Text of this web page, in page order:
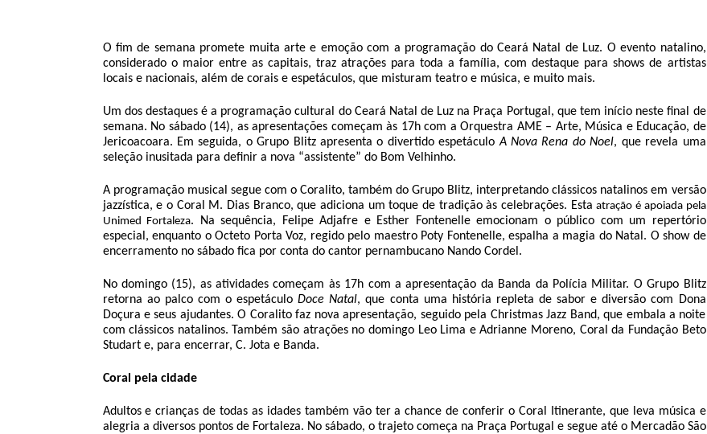
O fim de semana promete muita arte e emoção com a programação do Ceará Natal de Luz. O evento natalino,
considerado o maior entre as capitais, traz atrações para toda a família, com destaque para shows de artistas
locais e nacionais, além de corais e espetáculos, que misturam teatro e música, e muito mais.
Um dos destaques é a programação cultural do Ceará Natal de Luz na Praça Portugal, que tem início neste final de
semana. No sábado (14), as apresentações começam às 17h com a Orquestra AME – Arte, Música e Educação, de
Jericoacoara. Em seguida, o Grupo Blitz apresenta o divertido espetáculoA Nova Rena do Noel, que revela uma
seleção inusitada para definir a nova “assistente” do Bom Velhinho.
A programação musical segue com o Coralito, também do Grupo Blitz, interpretando clássicos natalinos em versão
jazzística, e o Coral M. Dias Branco, que adiciona um toque de tradição às celebrações. Estaatração é apoiada pela
Unimed Fortaleza. Na sequência, Felipe Adjafre e Esther Fontenelle emocionam o público com um repertório
especial, enquanto o Octeto Porta Voz, regido pelo maestro Poty Fontenelle, espalha a magia do Natal. O show de
encerramento no sábado fica por conta do cantor pernambucano Nando Cordel.
No domingo (15), as atividades começam às 17h com a apresentação da Banda da Polícia Militar. O Grupo Blitz
retorna ao palco com o espetáculoDoce Natal, que conta uma história repleta de sabor e diversão com Dona
Doçura e seus ajudantes. O Coralito faz nova apresentação, seguido pela Christmas Jazz Band, que embala a noite
com clássicos natalinos. Também são atrações no domingo Leo Lima e Adrianne Moreno, Coral da Fundação Beto
Studart e, para encerrar, C. Jota e Banda.
Coral pela cidade
Adultos e crianças de todas as idades também vão ter a chance de conferir o Coral Itinerante, que leva música e
alegria a diversos pontos de Fortaleza. No sábado, o trajeto começa na Praça Portugal e segue até o Mercadão São